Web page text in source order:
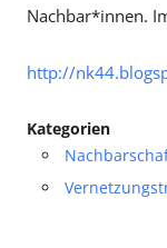
Nachbar*innen.
http://
Kategorien